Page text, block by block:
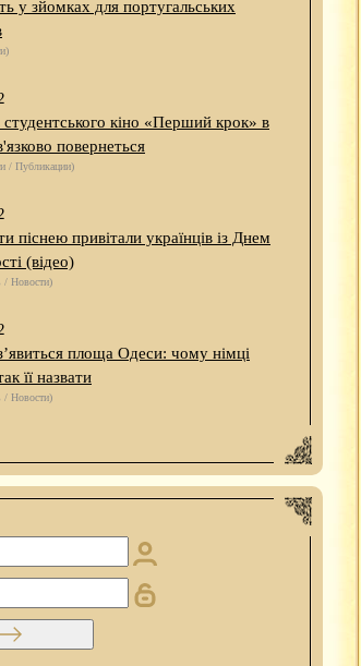
у зйомках для португальських
кіно «Перший крок» в
повернеться
/ Публикации)
піснею привітали українців із Днем
(відео)
/ Новости)
площа Одеси: чому німці
її назвати
/ Новости)